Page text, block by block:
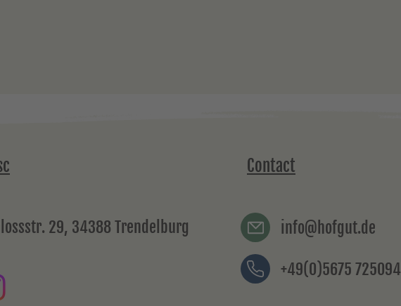
29, 34388 Trendelburg
Contact
info@hofgut.de
+49(0)5675 725094